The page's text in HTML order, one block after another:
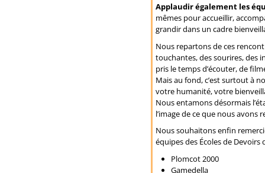
Applaudir également les
mêmes pour accueillir,
grandir dans un cadre
Nous repartons de ces
touchantes, des sourires, des
pris le temps d’écouter, de
Mais au fond, c’est surtout à
votre humanité, votre
Nous entamons désormais
l’image de ce que nous avons
Nous souhaitons enfin
équipes des Écoles de Devoirs
Plomcot 2000
Gamedella